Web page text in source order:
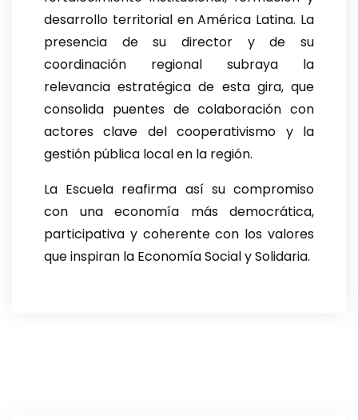
desarrollo territorial en América Latina. La
presencia de su director y de su
coordinación regional subraya la
relevancia estratégica de esta gira, que
consolida puentes de colaboración con
actores clave del cooperativismo y la
gestión pública local en la región.
La Escuela reafirma así su compromiso
con una economía más democrática,
participativa y coherente con los valores
que inspiran la Economía Social y Solidaria.